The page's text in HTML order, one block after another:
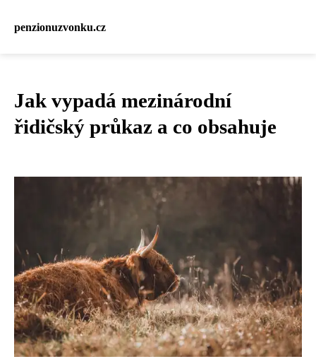
penzionuzvonku.cz
Jak vypadá mezinárodní
řidičský průkaz a co obsahuje